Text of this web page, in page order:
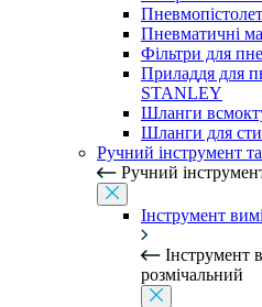
Пневматичні
Фільтри для
Приладдя для
STANLEY
Шланги
Шланги для
Ручний інструмент
Ручний
Інструмент
Інструмент
розмічальний